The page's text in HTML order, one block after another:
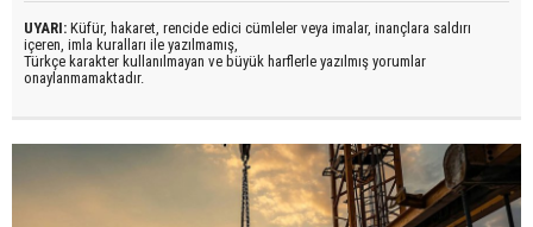
UYARI: Küfür, hakaret, rencide edici cümleler veya imalar, inançlara saldırı
içeren, imla kuralları ile yazılmamış,
Türkçe karakter kullanılmayan ve büyük harflerle yazılmış yorumlar
onaylanmamaktadır.